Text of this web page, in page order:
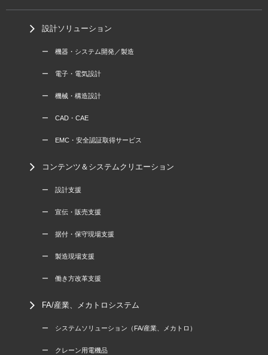
設計ソリューション
ー 機器・システム開発／製造
ー 電子・電気設計
ー 機械・構造設計
ー CAD・CAE
ー EMC・安全認証取得サービス
コンテンツ＆システムクリエーション
ー 設計支援
ー 宣伝・販売支援
ー 据付・保守現場支援
ー 製造現場支援
ー 働き方改革支援
FA/産業、メカトロシステム
ー システムソリューション（FA/産業、メカトロ）
ー クレーン用電機品